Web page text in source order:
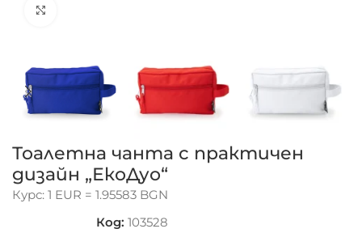
Тоалетна чанта с практичен
дизайн „ЕкоДуо“
Курс: 1 EUR = 1.95583 BGN
Код:103528